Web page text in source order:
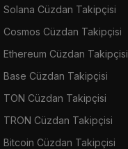
Solana Cüzdan Takipçisi
Cosmos Cüzdan Takipçisi
Ethereum Cüzdan Takipçisi
Base Cüzdan Takipçisi
TON Cüzdan Takipçisi
TRON Cüzdan Takipçisi
Bitcoin Cüzdan Takipçisi